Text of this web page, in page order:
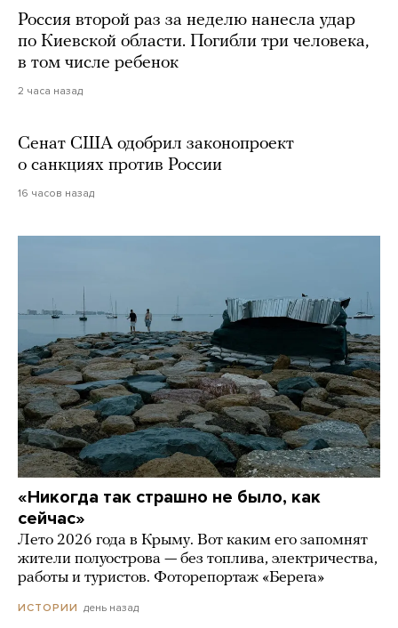
Россия второй раз за неделю нанесла удар
по Киевской области. Погибли три человека,
в том числе ребенок
2 часа назад
Сенат США одобрил законопроект
о санкциях против России
16 часов назад
«Никогда так страшно не было, как
сейчас»
Лето 2026 года в Крыму. Вот каким его запомнят
жители полуострова — без топлива, электричества,
работы и туристов. Фоторепортаж «Берега»
ИСТОРИИ день назад